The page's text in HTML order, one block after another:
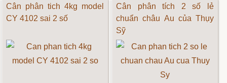
Cân phân tich 4kg model
CY 4102 sai 2 số
Cân phân tích 2 số lẻ
chuẩn châu Au của Thụy
Sỹ